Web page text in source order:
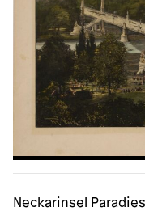
Neckarinsel Paradies